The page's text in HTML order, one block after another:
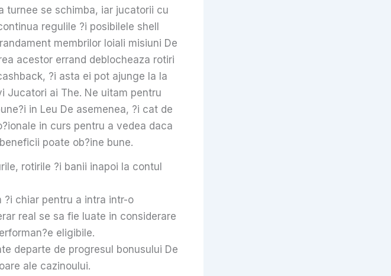
turnee se schimba, iar jucatorii cu
regulile ?i posibilele shell
membrilor loiali misiuni De
acestor errand deblocheaza rotiri
?i asta ei pot ajunge la la
Jucatori ai The. Ne uitam pentru
in Leu De asemenea, ?i cat de
in curs pentru a vedea daca
poate ob?ine bune.
rotirile ?i banii inapoi la contul
?i chiar pentru a intra intr-o
real se sa fie luate in considerare
eligibile.
departe de progresul bonusului De
ale cazinoului.